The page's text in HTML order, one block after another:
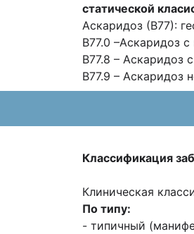
статической
Аскаридоз (В77):
B77.0 –Аскаридоз
B77.8 – Аскаридоз
B77.9 – Аскаридоз
Классификация
Клиническая
По типу:
- типичный